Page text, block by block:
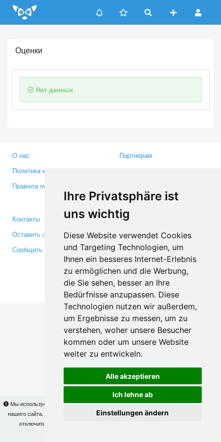
Ihre Privatsphäre ist
uns wichtig
Diese Website verwendet Cookies
und Targeting Technologien, um
Ihnen ein besseres Internet-Erlebnis
zu ermöglichen und die Werbung,
die Sie sehen, besser an Ihre
Bedürfnisse anzupassen. Diese
Technologien nutzen wir außerdem,
um Ergebnisse zu messen, um zu
verstehen, woher unsere Besucher
kommen oder um unsere Website
weiter zu entwickeln.
Alle akzeptieren
Ich lehne ab
Einstellungen ändern
Update cookies preferences
Мы используем cookies для того, чтобы Вы могли использовать весь функционал
нашего сайта. На
Вы сможете узнать подробности и, при желании,
отключить использование cookies. Продолжая пользоваться сайтом, Вы
Оценки
Нет данных
О нас
Политика конфиденциальности
Правила пользования
Партнерам
Медиа
Контакты
Оставить отзыв
Сообщить об ошибке
Facebook
Twitter
YouTube
Google+
Makis© Copyright 2026